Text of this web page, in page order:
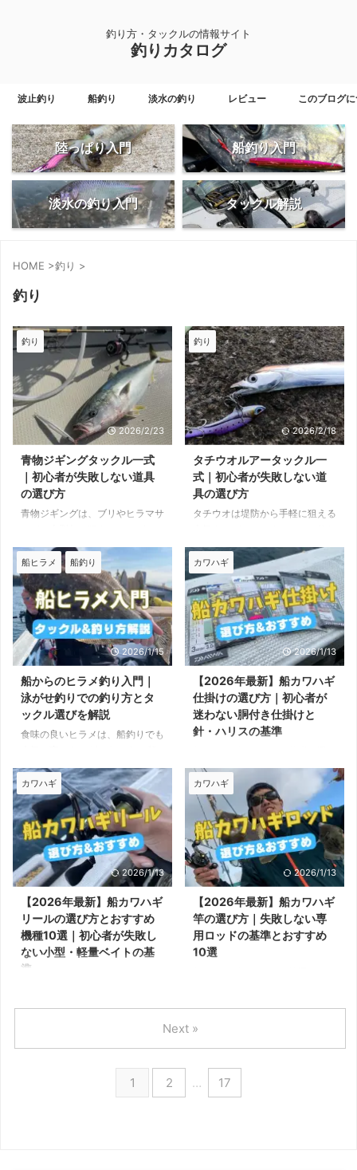
釣り方・タックルの情報サイト
釣りカタログ
波止釣り 船釣り 淡水の釣り レビュー このブログ
陸っぱり入門 船釣り入門
淡水の釣り入門 タックル解説
HOME >釣り >
釣り
釣り
2026/2/23
青物ジギングタックル一式
｜初心者が失敗しない道具
の選び方
青物ジギングは、ブリやヒラマサ
です。体力も必要ですが、それ以
上にタックルバランスが重要にな
ります。 強めのセッティングを
選べば失敗しません。基準スペッ
クを押さえれば初心者でも十分対
応できます。 青物ジギングに必
要な基本タックル ロッド・リー
ル・ライン・メタルジグの4点が
基本です。水深50〜120m前後を
想定した汎用セッティングを基準
にしましょう。 迷ったらこの一
式でOK
釣り
2026/2/18
タチウオルアータックル一
式｜初心者が失敗しない道
具の選び方
タチウオは堤防から手軽に狙える
でも十分楽しめ、秋を中心に人気
が高まります。 ロッドの硬さや
ルアーの種類で迷いやすいです
が、基準スペックを押さえれば最
初の一式は難しくありません。
この記事では、堤防タチウオルア
ーに必要なタックルをシンプルに
整理します。 タチウオルアーに
必要な基本タックル 基本はロッ
ド・リール・ライン・ルアーの4
点です。シーバスと同じくらいの
タックルが扱いやすくなります。
遠投できる長さと、しっかりフッ
す。最初は堤防用の汎用セッティ
ン ...
船ヒラメ 船釣り
2026/1/15
船からのヒラメ釣り入門｜
泳がせ釣りでの釣り方とタ
ックル選びを解説
食味の良いヒラメは、船釣りでも
からヒラメを狙うには、アジやイ
ワシなどの活きエサを泳がせて狙
う「泳がせ釣り＝のませ釣り」が
定番。 難しそうなイメージもあ
りますが、仕掛けや釣り方はシン
プルなので、初心者でも十分楽し
める釣りです。 この記事では、
船ヒラメ釣りに必要な道具や釣り
方の基本を整理して解説します。
船からのヒラメ釣りは「泳がせ釣
り」が基本 船から狙うヒラメ釣
りは、活きエサを使った泳がせ釣
り（のませ釣り）で狙うのが一般
カワハギ
2026/1/13
【2026年最新】船カワハギ
仕掛けの選び方｜初心者が
迷わない胴付き仕掛けと
針・ハリスの基準
が釣りやすさと釣果を大きく左右
します。とはいえ、細かなセッテ
ィングを最初から覚える必要はあ
りません。 まずは「どんな仕掛
けが前提の釣りなのか」「何を基
準に選べばいいのか」この2点を
押さえるだけで十分です。 本記
事では、船カワハギ仕掛けの基本
と選び方を、迷わない基準に絞っ
て解説します。 船のカワハギ釣
りは胴付き仕掛けが基本 船カワ
ハギ釣りは、胴付き仕掛けを使う
のが前提の釣りです。 仕掛けの
造上、小さなアタリを捉えやすく
カワハギ
2026/1/13
【2026年最新】船カワハギ
リールの選び方とおすすめ
機種10選｜初心者が失敗し
ない小型・軽量ベイトの基
準
ックや価格を深く追う必要はあり
ませんが、釣りに合ったリールの
条件さえ押さえれば、選択肢は自
然と絞れます。 本記事では、船
カワハギ
2026/1/13
【2026年最新】船カワハギ
竿の選び方｜失敗しない専
用ロッドの基準とおすすめ
10選
も起きないまま終わってしまう」
ことも少なくありません。 とは
いえ、難しい知識や高価なロッド
が必要なわけではありません。専
用竿として押さえるべきポイント
1 2 … 17
Next »